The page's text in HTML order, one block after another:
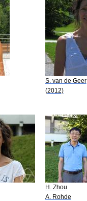
S. van de Geer
(2012)
H. Zhou
A. Rohde